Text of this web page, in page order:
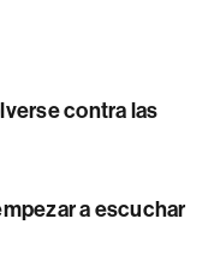
contra las
a escuchar